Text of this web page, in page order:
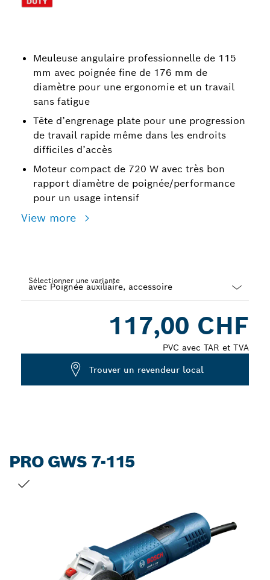
Meuleuse angulaire professionnelle de 115
mm avec poignée fine de 176 mm de
diamètre pour une ergonomie et un travail
sans fatigue
Tête d’engrenage plate pour une progression
de travail rapide même dans les endroits
difficiles d’accès
Moteur compact de 720 W avec très bon
rapport diamètre de poignée/performance
pour un usage intensif
View more
Sélectionner une variante
117,00 CHF
PVC avec TAR et TVA
Trouver un revendeur local
PRO GWS 7-115